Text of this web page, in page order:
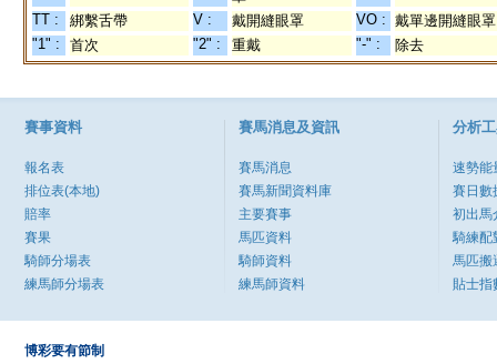
TT : 綁繫舌帶 V : 戴開縫眼罩 VO : 戴單邊開縫眼罩
"1" :
首次 "2" : 重戴 "-" : 除去
賽事資料
報名表
排位表(本地)
賠率
賽果
騎師分場表
練馬師分場表
賽馬消息及資訊
賽馬消息
賽馬新聞資料庫
主要賽事
馬匹資料
騎師資料
練馬師資料
分析
速勢能
賽日數
初出馬
騎練配
馬匹搬
貼士指
博彩要有節制